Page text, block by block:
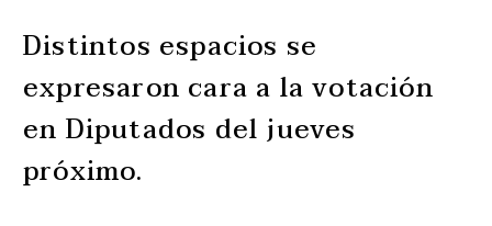
Distintos espacios se
expresaron cara a la votación
en Diputados del jueves
próximo.